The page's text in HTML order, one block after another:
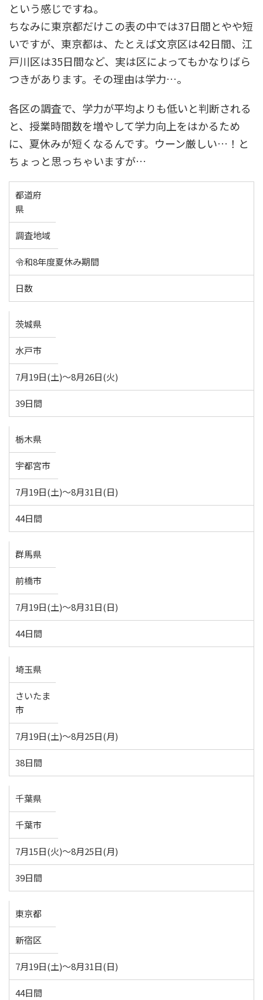
という感じですね。
ちなみに東京都だけこの表の中では37日間とやや短
いですが、東京都は、たとえば文京区は42日間、江
戸川区は35日間など、実は区によってもかなりばら
つきがあります。その理由は学力…。
各区の調査で、学力が平均よりも低いと判断される
と、授業時間数を増やして学力向上をはかるため
に、夏休みが短くなるんです。ウーン厳しい…！と
ちょっと思っちゃいますが…
都道府
県
調査地域
令和8年度夏休み期間
日数
茨城県
水戸市
7月19日(土)～8月26日(火)
39日間
栃木県
宇都宮市
7月19日(土)～8月31日(日)
44日間
群馬県
前橋市
7月19日(土)～8月31日(日)
44日間
埼玉県
さいたま
市
7月19日(土)～8月25日(月)
38日間
千葉県
千葉市
7月15日(火)～8月25日(月)
39日間
東京都
新宿区
7月19日(土)～8月31日(日)
44日間